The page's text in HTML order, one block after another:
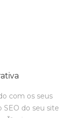
com os seus
SEO do seu site